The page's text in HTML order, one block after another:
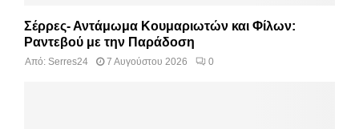
Σέρρες- Αντάμωμα Κουμαριωτών και Φίλων:
Ραντεβού με την Παράδοση
Από: Serres24 7 Αυγούστου 2026 0